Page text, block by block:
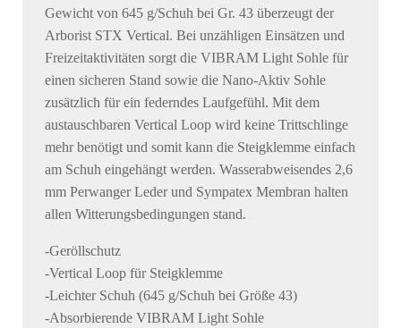
Gewicht von 645 g/Schuh bei Gr. 43 überzeugt der
Arborist STX Vertical. Bei unzähligen Einsätzen und
Freizeitaktivitäten sorgt die VIBRAM Light Sohle für
einen sicheren Stand sowie die Nano-Aktiv Sohle
zusätzlich für ein federndes Laufgefühl. Mit dem
austauschbaren Vertical Loop wird keine Trittschlinge
mehr benötigt und somit kann die Steigklemme einfach
am Schuh eingehängt werden. Wasserabweisendes 2,6
mm Perwanger Leder und Sympatex Membran halten
allen Witterungsbedingungen stand.
-Geröllschutz
-Vertical Loop für Steigklemme
-Leichter Schuh (645 g/Schuh bei Größe 43)
-Absorbierende VIBRAM Light Sohle